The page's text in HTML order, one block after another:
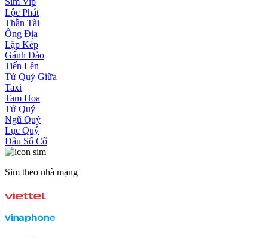
Lộc Phát
Thần Tài
Ông Địa
Lặp Kép
Gánh Đảo
Tiến Lên
Tứ Quý Giữa
Taxi
Tam Hoa
Tứ Quý
Ngũ Quý
Lục Quý
Đầu Số Cổ
Sim theo nhà mạng